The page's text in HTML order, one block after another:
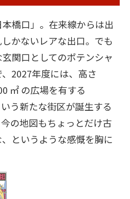
橋口」。在来線からは出
かないレアな出口。でも
関口としてのポテンシャ
2027年度には、高さ
㎡ の広場を有する
いう新たな街区が誕生する
の地図もちょっとだけ古
というような感慨を胸に